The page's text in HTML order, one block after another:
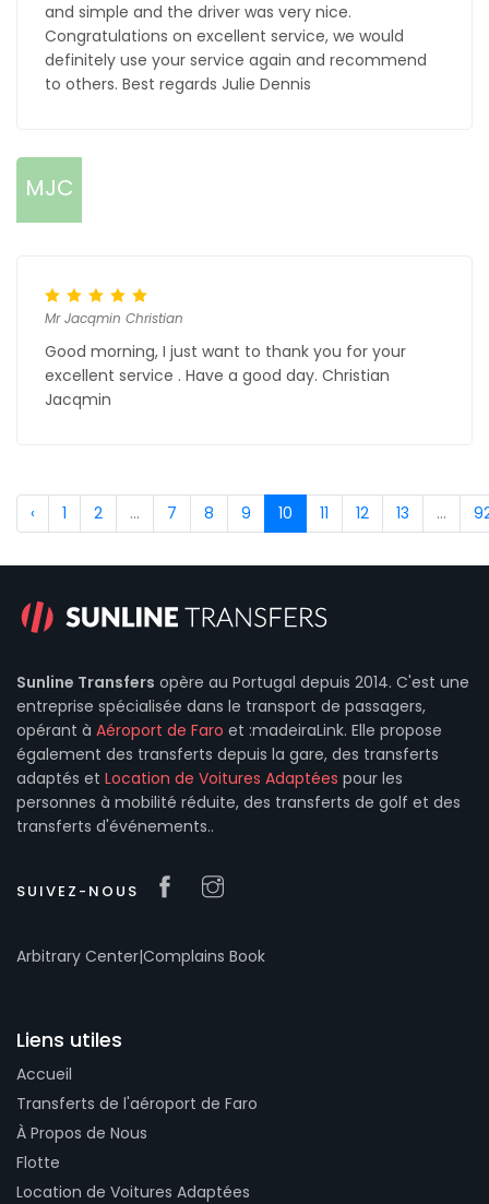
and simple and the driver was very nice.
Congratulations on excellent service, we would
definitely use your service again and recommend
to others. Best regards Julie Dennis
MJC
Mr Jacqmin Christian
Good morning, I just want to thank you for your
excellent service . Have a good day. Christian
Jacqmin
‹ 1 2 ... 7 8 9 10 11 12 13 ...
Sunline Transfers opère au Portugal depuis 2014. C'est une
entreprise spécialisée dans le transport de passagers,
opérant à Aéroport de Faro et :madeiraLink. Elle propose
également des transferts depuis la gare, des transferts
adaptés et Location de Voitures Adaptées pour les
personnes à mobilité réduite, des transferts de golf et des
transferts d'événements..
SUIVEZ-NOUS
Arbitrary Center|Complains Book
Liens utiles
Accueil
Transferts de l'aéroport de Faro
À Propos de Nous
Flotte
Location de Voitures Adaptées